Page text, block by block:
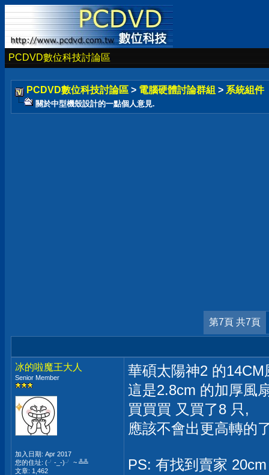
PCDVD數位科技討論區
PCDVD數位科技討論區 > 電腦硬體討論群組 > 系統組件
關於中型機殼設計的一點個人意見.
第7頁 共7頁
冰的啦魔王大人
Senior Member
加入日期: Apr 2017
您的住址: (╯-_-)╯ ~ ╩╩
文章: 1,462
華碩太陽神2 的
這是2.8cm 的加厚風
買買買 又買了8 只,
應該不會出更高轉的
PS: 有找到賣家